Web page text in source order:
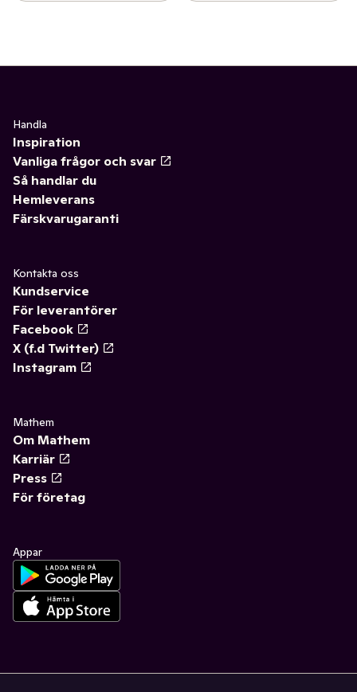
Handla
Inspiration
Vanliga frågor och svar
Så handlar du
Hemleverans
Färskvarugaranti
Kontakta oss
Kundservice
För leverantörer
Facebook
X (f.d Twitter)
Instagram
Mathem
Om Mathem
Karriär
Press
För företag
Appar